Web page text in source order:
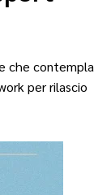
che contempla
per rilascio